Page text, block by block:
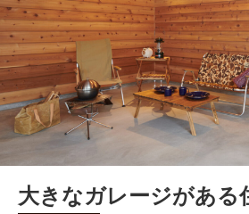
大きなガレージがある